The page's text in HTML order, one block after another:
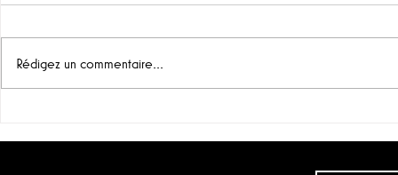
Valencia - Bodegas Arráez)
Un vin recommandé aussi bien
Rédigez un commentaire...